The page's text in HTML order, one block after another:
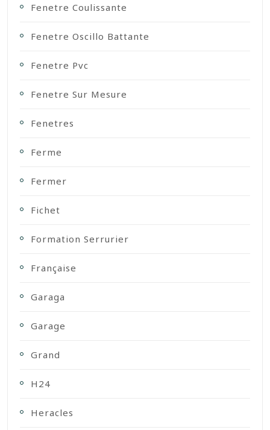
Fenetre Coulissante
Fenetre Oscillo Battante
Fenetre Pvc
Fenetre Sur Mesure
Fenetres
Ferme
Fermer
Fichet
Formation Serrurier
Française
Garaga
Garage
Grand
H24
Heracles